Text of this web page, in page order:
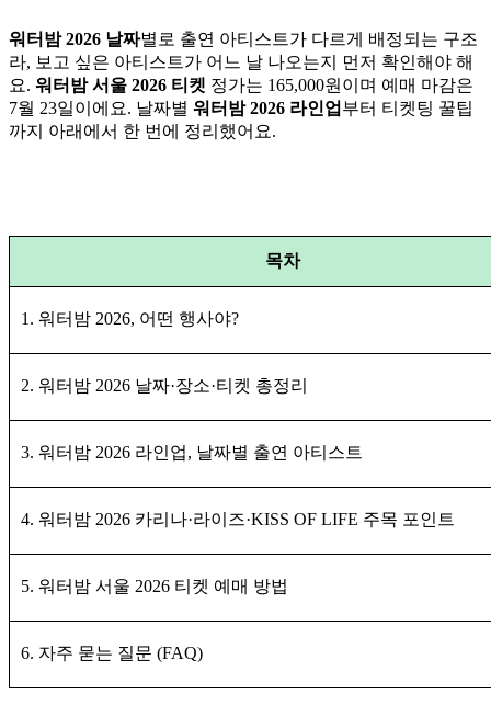
워터밤 2026 날짜별로 출연 아티스트가 다르게 배정되는 구조
라, 보고 싶은 아티스트가 어느 날 나오는지 먼저 확인해야 해
요. 워터밤 서울 2026 티켓 정가는 165,000원이며 예매 마감은
7월 23일이에요. 날짜별 워터밤 2026 라인업 부터 티켓팅 꿀팁
까지 아래에서 한 번에 정리했어요.
목차
1. 워터밤 2026, 어떤 행사야?
2. 워터밤 2026 날짜·장소·티켓 총정리
3. 워터밤 2026 라인업, 날짜별 출연 아티스트
4. 워터밤 2026 카리나·라이즈·KISS OF LIFE 주목 포인트
5. 워터밤 서울 2026 티켓 예매 방법
6. 자주 묻는 질문 (FAQ)